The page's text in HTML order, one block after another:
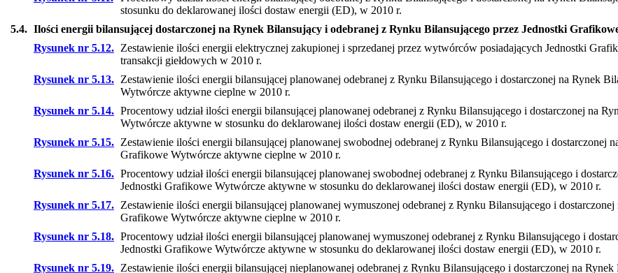
stosunku do deklarowanej ilości dostaw energii (ED), w 2010 r.
5.4. Ilości energii bilansującej dostarczonej na Rynek Bilansujący i odebranej z Rynku Bilansującego przez Jednostki
Rysunek nr 5.12. Zestawienie ilości energii elektrycznej zakupionej i sprzedanej przez wytwórców posiadających Jednostki
transakcji giełdowych w 2010 r.
Rysunek nr 5.13. Zestawienie ilości energii bilansującej planowanej odebranej z Rynku Bilansującego i dostarczonej na Rynek
Wytwórcze aktywne cieplne w 2010 r.
Rysunek nr 5.14. Procentowy udział ilości energii bilansującej planowanej odebranej z Rynku Bilansującego i dostarczonej na
Wytwórcze aktywne w stosunku do deklarowanej ilości dostaw energii (ED), w 2010 r.
Rysunek nr 5.15. Zestawienie ilości energii bilansującej planowanej swobodnej odebranej z Rynku Bilansującego i dostarczonej
Grafikowe Wytwórcze aktywne cieplne w 2010 r.
Rysunek nr 5.16. Procentowy udział ilości energii bilansującej planowanej swobodnej odebranej z Rynku Bilansującego i
Jednostki Grafikowe Wytwórcze aktywne w stosunku do deklarowanej ilości dostaw energii (ED), w 2010 r.
Rysunek nr 5.17. Zestawienie ilości energii bilansującej planowanej wymuszonej odebranej z Rynku Bilansującego i
Grafikowe Wytwórcze aktywne cieplne w 2010 r.
Rysunek nr 5.18. Procentowy udział ilości energii bilansującej planowanej wymuszonej odebranej z Rynku Bilansującego i
Jednostki Grafikowe Wytwórcze aktywne w stosunku do deklarowanej ilości dostaw energii (ED), w 2010 r.
Rysunek nr 5.19. Zestawienie ilości energii bilansującej nieplanowanej odebranej z Rynku Bilansującego i dostarczonej na